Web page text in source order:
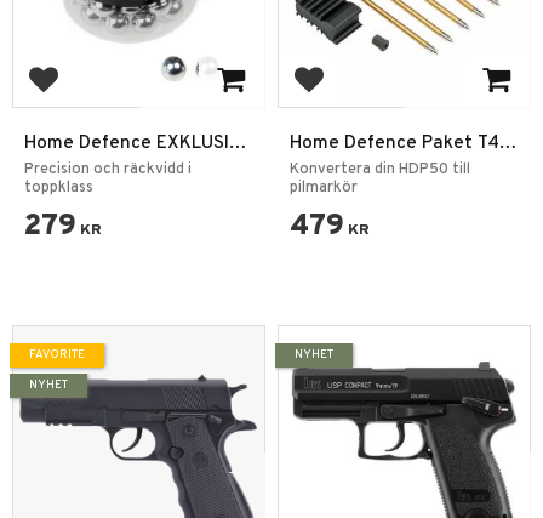
Add to favorites
Home Defence EXKLUSIVA
Aluminiumkulor .43 – 1,8 g
Precision och räckvidd i
toppklass
279 KR
Add to favorites
Home Defence Paket T4E
HDP50 – Pilhållare + 6
Pilar
Konvertera din HDP50 till
pilmarkör
479 KR
FAVORITE
NYHET
NYHET